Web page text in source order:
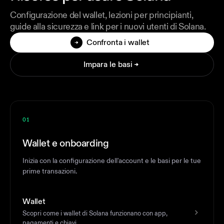
Configurazione del wallet, lezioni per principianti,
guide alla sicurezza e link per i nuovi utenti di Solana.
Confronta i wallet
Impara le basi
01
Wallet e onboarding
Inizia con la configurazione dell'account e le basi per le tue
prime transazioni.
Wallet
Scopri come i wallet di Solana funzionano con app,